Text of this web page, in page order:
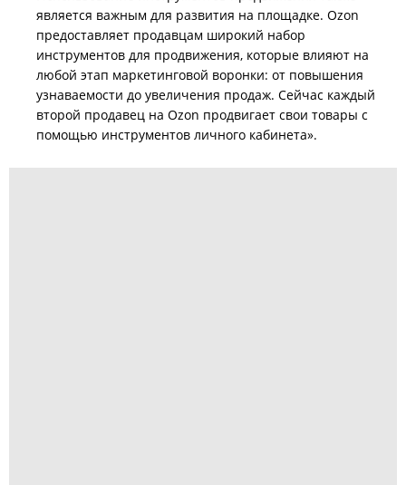
является важным для развития на площадке. Ozon
предоставляет продавцам широкий набор
инструментов для продвижения, которые влияют на
любой этап маркетинговой воронки: от повышения
узнаваемости до увеличения продаж. Сейчас каждый
второй продавец на Ozon продвигает свои товары с
помощью инструментов личного кабинета».